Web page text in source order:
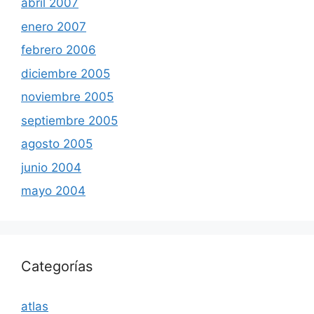
abril 2007
enero 2007
febrero 2006
diciembre 2005
noviembre 2005
septiembre 2005
agosto 2005
junio 2004
mayo 2004
Categorías
atlas